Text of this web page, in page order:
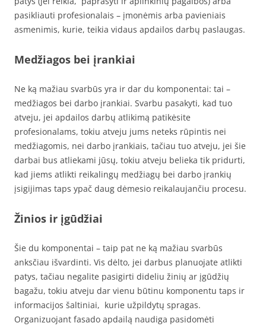
pasikliauti profesionalais – įmonėmis arba pavieniais
asmenimis, kurie, teikia vidaus apdailos darbų paslaugas.
Medžiagos bei įrankiai
Ne ką mažiau svarbūs yra ir dar du komponentai: tai –
medžiagos bei darbo įrankiai. Svarbu pasakyti, kad tuo
atveju, jei apdailos darbų atlikimą patikėsite
profesionalams, tokiu atveju jums neteks rūpintis nei
medžiagomis, nei darbo įrankiais, tačiau tuo atveju, jei šie
darbai bus atliekami jūsų, tokiu atveju belieka tik pridurti,
kad jiems atlikti reikalingų medžiagų bei darbo įrankių
įsigijimas taps ypač daug dėmesio reikalaujančiu procesu.
Žinios ir įgūdžiai
Šie du komponentai – taip pat ne ką mažiau svarbūs
anksčiau išvardinti. Vis dėlto, jei darbus planuojate atlikti
patys, tačiau negalite pasigirti dideliu žinių ar įgūdžių
bagažu, tokiu atveju dar vienu būtinu komponentu taps ir
informacijos šaltiniai, kurie užpildytų spragas.
Organizuojant fasado apdailą naudiga pasidomėti